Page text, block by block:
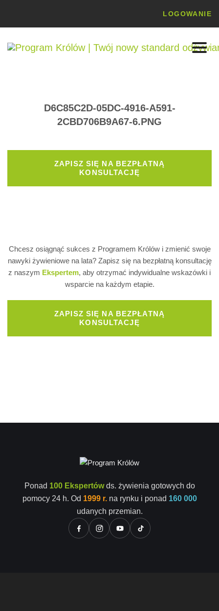
LOGOWANIE
D6C85C2D-05DC-4916-A591-
2CBD706B9A67-6.PNG
ZAPISZ SIĘ NA BEZPŁATNĄ
KONSULTACJĘ
Chcesz osiągnąć sukces z Programem Królów i zmienić swoje
nawyki żywieniowe na lata? Zapisz się na bezpłatną konsultację
z naszym Ekspertem, aby otrzymać indywidualne wskazówki i
wsparcie na każdym etapie.
ZAPISZ SIĘ NA BEZPŁATNĄ
KONSULTACJĘ
Ponad 100 Ekspertówds. żywienia gotowych do
pomocy 24 h. Od 1999 r.na rynku i ponad 160 000
udanych przemian.